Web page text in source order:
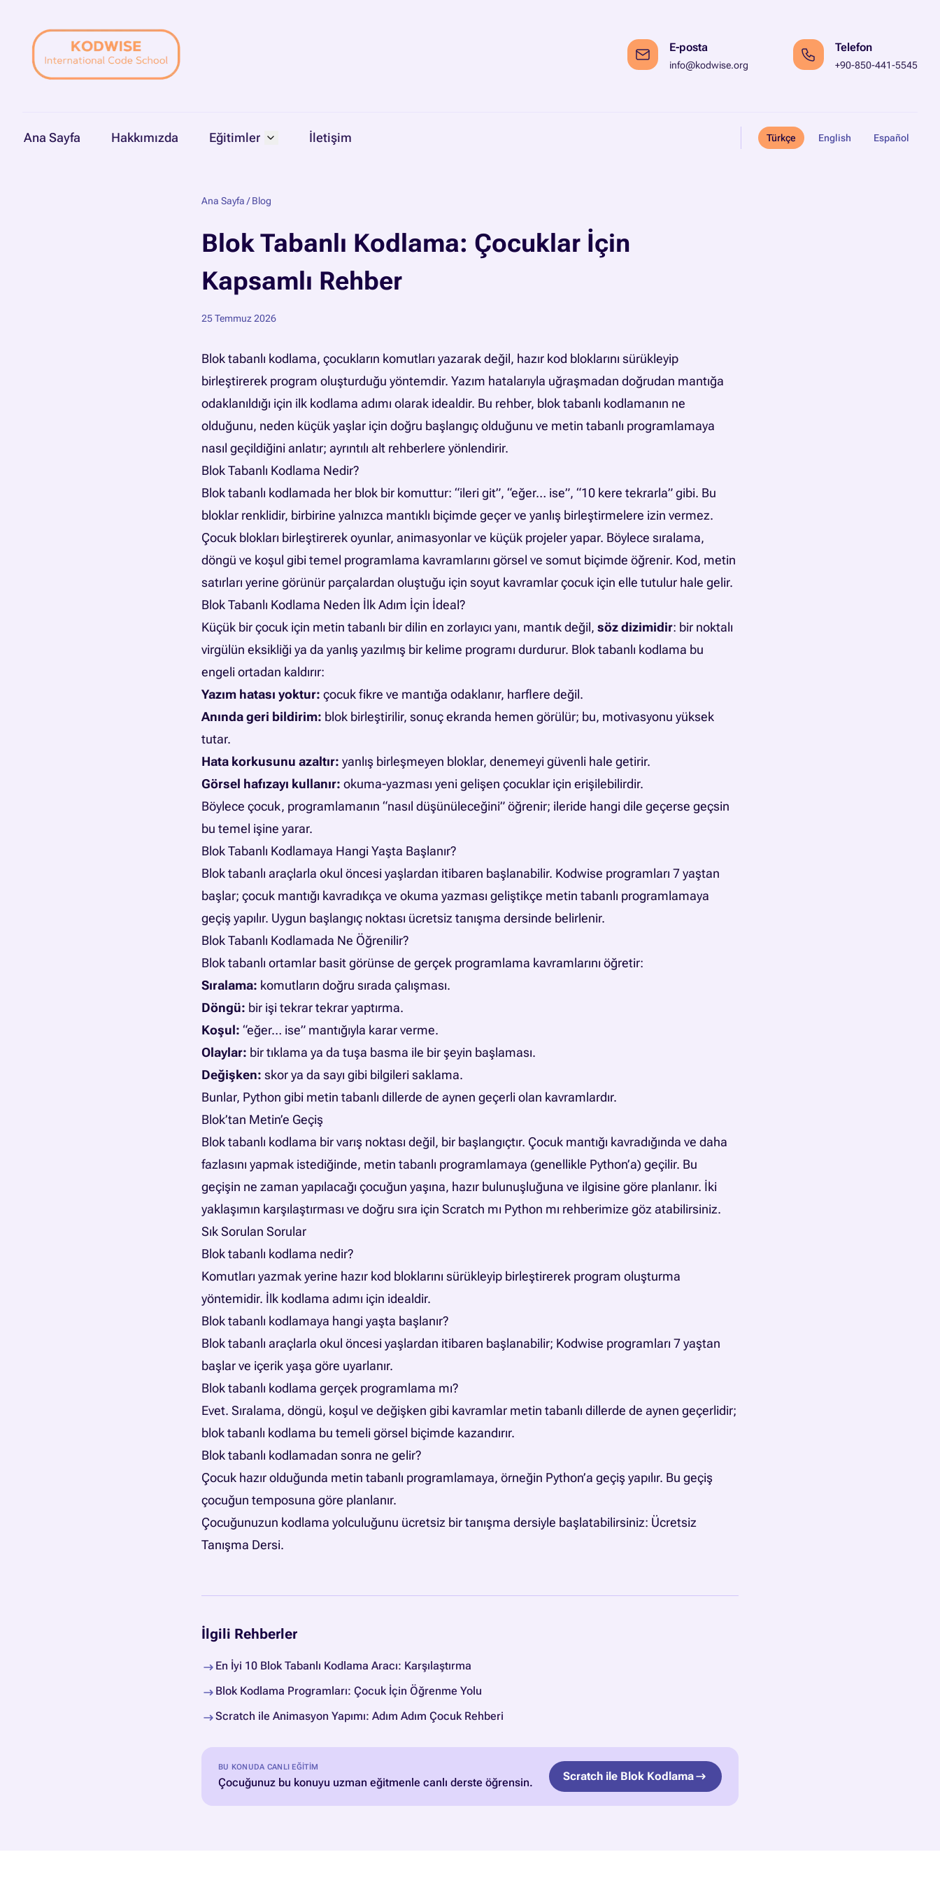
E-posta
info@kodwise.org
Telefon
+90-850-441-5545
Ana Sayfa Hakkımızda Eğitimler İletişim Türkçe English Español
Ana Sayfa /Blog
Blok Tabanlı Kodlama: Çocuklar İçin
Kapsamlı Rehber
25 Temmuz 2026
Blok tabanlı kodlama, çocukların komutları yazarak değil, hazır kod bloklarını sürükleyip
birleştirerek program oluşturduğu yöntemdir. Yazım hatalarıyla uğraşmadan doğrudan mantığa
odaklanıldığı için ilk kodlama adımı olarak idealdir. Bu rehber, blok tabanlı kodlamanın ne
olduğunu, neden küçük yaşlar için doğru başlangıç olduğunu ve metin tabanlı programlamaya
nasıl geçildiğini anlatır; ayrıntılı alt rehberlere yönlendirir.
Blok Tabanlı Kodlama Nedir?
Blok tabanlı kodlamada her blok bir komuttur: “ileri git”, “eğer… ise”, “10 kere tekrarla” gibi. Bu
bloklar renklidir, birbirine yalnızca mantıklı biçimde geçer ve yanlış birleştirmelere izin vermez.
Çocuk blokları birleştirerek oyunlar, animasyonlar ve küçük projeler yapar. Böylece sıralama,
döngü ve koşul gibi temel programlama kavramlarını görsel ve somut biçimde öğrenir. Kod, metin
satırları yerine görünür parçalardan oluştuğu için soyut kavramlar çocuk için elle tutulur hale gelir.
Blok Tabanlı Kodlama Neden İlk Adım İçin İdeal?
Küçük bir çocuk için metin tabanlı bir dilin en zorlayıcı yanı, mantık değil, söz dizimidir: bir noktalı
virgülün eksikliği ya da yanlış yazılmış bir kelime programı durdurur. Blok tabanlı kodlama bu
engeli ortadan kaldırır:
Yazım hatası yoktur: çocuk fikre ve mantığa odaklanır, harflere değil.
Anında geri bildirim: blok birleştirilir, sonuç ekranda hemen görülür; bu, motivasyonu yüksek
tutar.
Hata korkusunu azaltır: yanlış birleşmeyen bloklar, denemeyi güvenli hale getirir.
Görsel hafızayı kullanır: okuma-yazması yeni gelişen çocuklar için erişilebilirdir.
Böylece çocuk, programlamanın “nasıl düşünüleceğini” öğrenir; ileride hangi dile geçerse geçsin
bu temel işine yarar.
Blok Tabanlı Kodlamaya Hangi Yaşta Başlanır?
Blok tabanlı araçlarla okul öncesi yaşlardan itibaren başlanabilir. Kodwise programları 7 yaştan
başlar; çocuk mantığı kavradıkça ve okuma yazması geliştikçe metin tabanlı programlamaya
geçiş yapılır. Uygun başlangıç noktası ücretsiz tanışma dersinde belirlenir.
Blok Tabanlı Kodlamada Ne Öğrenilir?
Blok tabanlı ortamlar basit görünse de gerçek programlama kavramlarını öğretir:
Sıralama: komutların doğru sırada çalışması.
Döngü: bir işi tekrar tekrar yaptırma.
Koşul: “eğer… ise” mantığıyla karar verme.
Olaylar: bir tıklama ya da tuşa basma ile bir şeyin başlaması.
Değişken: skor ya da sayı gibi bilgileri saklama.
Bunlar, Python gibi metin tabanlı dillerde de aynen geçerli olan kavramlardır.
Blok’tan Metin’e Geçiş
Blok tabanlı kodlama bir varış noktası değil, bir başlangıçtır. Çocuk mantığı kavradığında ve daha
fazlasını yapmak istediğinde, metin tabanlı programlamaya (genellikle Python’a) geçilir. Bu
geçişin ne zaman yapılacağı çocuğun yaşına, hazır bulunuşluğuna ve ilgisine göre planlanır. İki
yaklaşımın karşılaştırması ve doğru sıra için Scratch mı Python mı rehberimize göz atabilirsiniz.
Sık Sorulan Sorular
Blok tabanlı kodlama nedir?
Komutları yazmak yerine hazır kod bloklarını sürükleyip birleştirerek program oluşturma
yöntemidir. İlk kodlama adımı için idealdir.
Blok tabanlı kodlamaya hangi yaşta başlanır?
Blok tabanlı araçlarla okul öncesi yaşlardan itibaren başlanabilir; Kodwise programları 7 yaştan
başlar ve içerik yaşa göre uyarlanır.
Blok tabanlı kodlama gerçek programlama mı?
Evet. Sıralama, döngü, koşul ve değişken gibi kavramlar metin tabanlı dillerde de aynen geçerlidir;
blok tabanlı kodlama bu temeli görsel biçimde kazandırır.
Blok tabanlı kodlamadan sonra ne gelir?
Çocuk hazır olduğunda metin tabanlı programlamaya, örneğin Python’a geçiş yapılır. Bu geçiş
çocuğun temposuna göre planlanır.
Çocuğunuzun kodlama yolculuğunu ücretsiz bir tanışma dersiyle başlatabilirsiniz: Ücretsiz
Tanışma Dersi.
İlgili Rehberler
En İyi 10 Blok Tabanlı Kodlama Aracı: Karşılaştırma
Blok Kodlama Programları: Çocuk İçin Öğrenme Yolu
Scratch ile Animasyon Yapımı: Adım Adım Çocuk Rehberi
BU KONUDA CANLI EĞITIM
Çocuğunuz bu konuyu uzman eğitmenle canlı derste öğrensin. Scratch ile Blok Kodlama